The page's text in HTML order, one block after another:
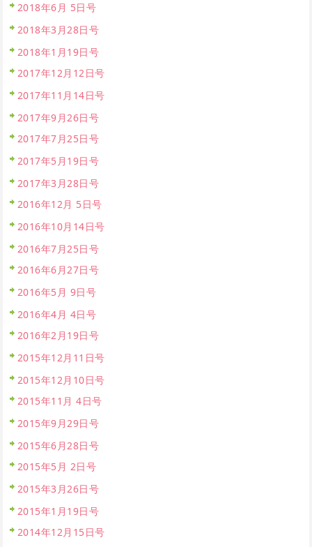
2018年6月 5日号
2018年3月28日号
2018年1月19日号
2017年12月12日号
2017年11月14日号
2017年9月26日号
2017年7月25日号
2017年5月19日号
2017年3月28日号
2016年12月 5日号
2016年10月14日号
2016年7月25日号
2016年6月27日号
2016年5月 9日号
2016年4月 4日号
2016年2月19日号
2015年12月11日号
2015年12月10日号
2015年11月 4日号
2015年9月29日号
2015年6月28日号
2015年5月 2日号
2015年3月26日号
2015年1月19日号
2014年12月15日号